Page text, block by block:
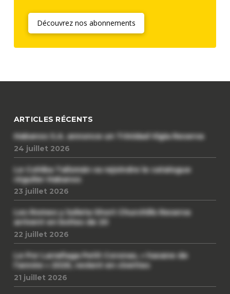
Découvrez nos abonnements
ARTICLES RÉCENTS
Habanos S.A. annonce un Trinidad Vigia Reserva
24 juillet 2026
Le Cohiba Talismán va rejoindre le catalogue
régulier Habanos
23 juillet 2026
Les Romeo y Julieta Short Churchills Reserva
arrivent en boîtes de 20
22 juillet 2026
Le Por Larrañaga Petit Coronas, « havane de
l’année » 2026, revient en civettes
21 juillet 2026